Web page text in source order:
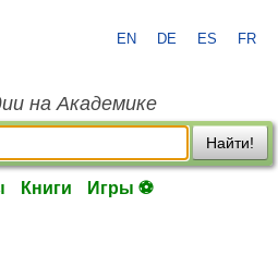
EN DE ES FR
на Академике
Найти!
Книги Игры ⚽